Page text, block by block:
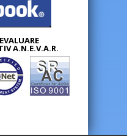
A.N.E.V.A.R.